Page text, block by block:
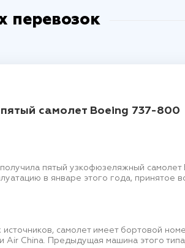
перевозок
самолет Boeing 737-800
пятый узкофюзеляжный
в январе этого года,
самолет имеет бортовой
Air China. Предыдущая машина этого